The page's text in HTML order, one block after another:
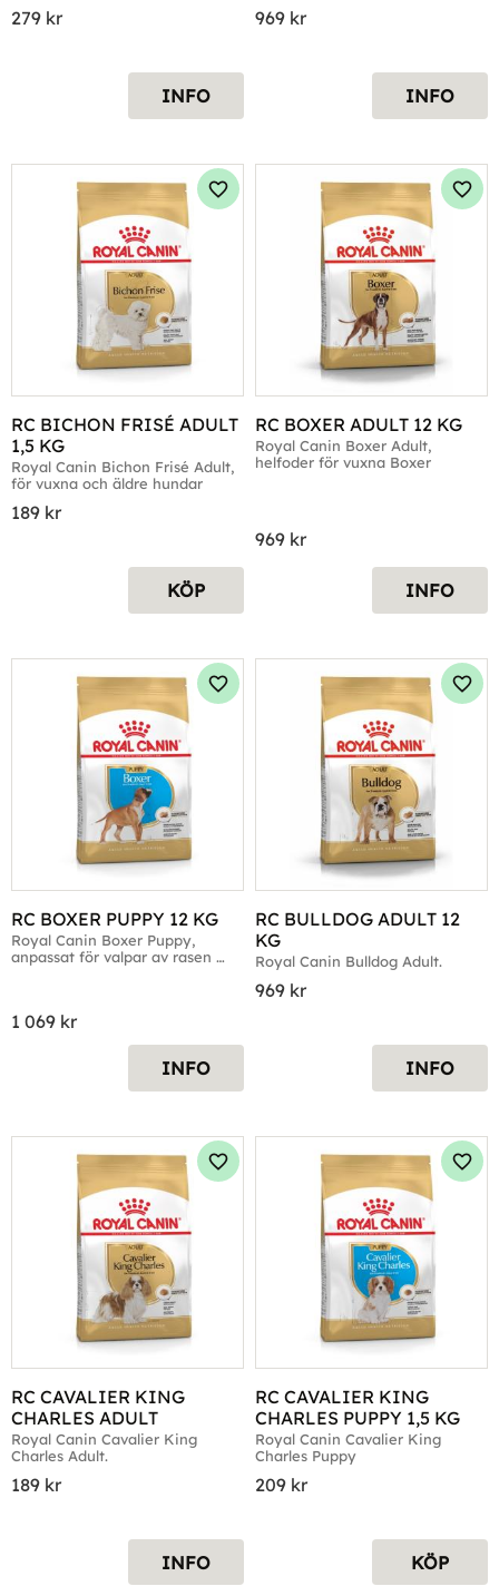
279 kr
INFO
969 kr
INFO
RC BICHON FRISÉ ADULT
1,5 KG
Royal Canin Bichon Frisé Adult,
för vuxna och äldre hundar
189 kr
Lägg till i favoriter
KÖP
RC BOXER ADULT 12 KG
Royal Canin Boxer Adult,
helfoder för vuxna Boxer
969 kr
INFO
RC BOXER PUPPY 12 KG
Royal Canin Boxer Puppy,
anpassat för valpar av rasen
1 069 kr
Lägg till i favoriter
INFO
RC BULLDOG ADULT 12
KG
Royal Canin Bulldog Adult.
969 kr
INFO
RC CAVALIER KING
CHARLES ADULT
Royal Canin Cavalier King
Charles Adult.
189 kr
Lägg till i favoriter
INFO
RC CAVALIER KING
CHARLES PUPPY 1,5 KG
Royal Canin Cavalier King
Charles Puppy
209 kr
KÖP